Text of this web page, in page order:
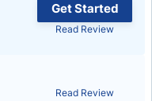
Get Started
Read Review
Read Review